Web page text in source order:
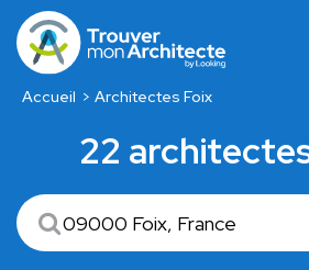
Accueil Architectes Foix
22